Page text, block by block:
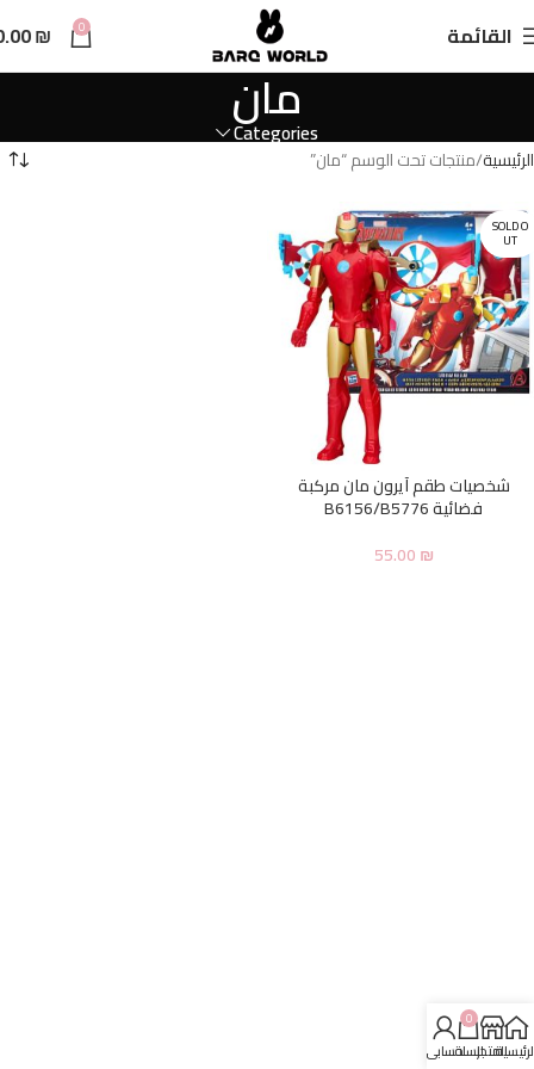
القائمة 0
₪
مان
Categories
الرئيسية منتجات تحت الوسم “مان”
SOLD O
UT
شخصيات طقم آيرون مان مركبة
فضائية B6156/B5776
55.00₪
المتجر
0
السلةحسابي